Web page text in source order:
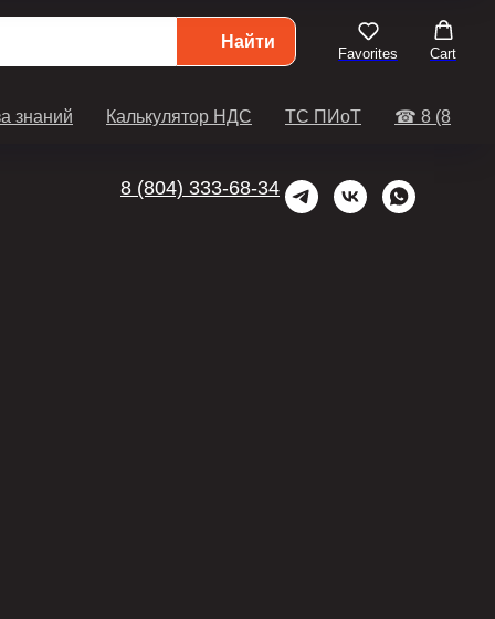
Найти
Favorites Cart
знаний Калькулятор НДС ТС ПИоТ ☎ 8 (804)
8 (804) 333-68-34